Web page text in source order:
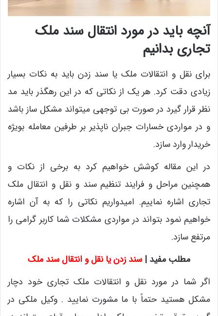
آنچه باید در مورد انتقال سند ملک
تجاری بدانیم
برای نقل و انتقالات ملک یا سند زدن باید به نکات بسیار
زیادی دقت کرد. هر یک از نکاتی که در این رهگذر باید مد
نظر قرار گیرد در صورت بی توجهی میتواند مشکل ساز باشد
و در مواردی خسارات جبران ناپذیر بر طرفین معامله بویژه
خریدار وارد سازد.
در این مقاله کوشش خواهیم کرد به برخی از نکات و
همچنین مراحل و فرایند تنظیم سند و نقل و انتقال ملک
تجاری اشاره نماییم. امیدواریم نکاتی را که به آن اشاره
خواهیم نمود بتواند در مواردی مشکلات شما کاربر گرامی را
مرتفع سازد.
مطلب مفید |سند زدن یا نقل و انتقال سند ملک
اگر شما در مورد نقل و انتقالات ملک تجاری خود دچار
مشکل هستید حتماً با ما مشورت نمایید . وکیل ملکی در